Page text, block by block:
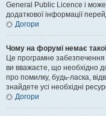
General Public Licence і
додаткової інформації
Догори
Чому на форумі немає
Це програмне
ви вважаєте, що необхідно
про помилку, будь-ласка,
знайдете усі необхідні
Догори